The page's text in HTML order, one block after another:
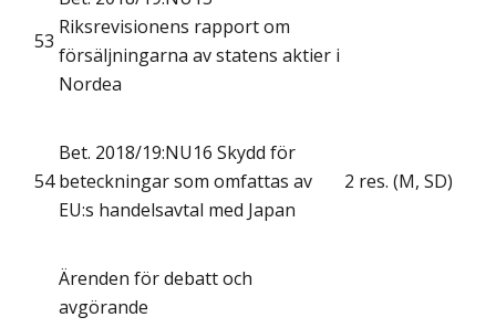
53
Riksrevisionens rapport om
försäljningarna av statens aktier i
Nordea
54
Bet. 2018/19:NU16 Skydd för
beteckningar som omfattas av
EU:s handelsavtal med Japan
2 res. (M, SD)
Ärenden för debatt och
avgörande